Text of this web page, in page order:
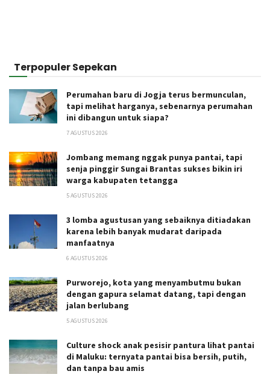
Terpopuler Sepekan
Perumahan baru di Jogja terus bermunculan,
tapi melihat harganya, sebenarnya perumahan
ini dibangun untuk siapa?
7 AGUSTUS 2026
Jombang memang nggak punya pantai, tapi
senja pinggir Sungai Brantas sukses bikin iri
warga kabupaten tetangga
5 AGUSTUS 2026
3 lomba agustusan yang sebaiknya ditiadakan
karena lebih banyak mudarat daripada
manfaatnya
6 AGUSTUS 2026
Purworejo, kota yang menyambutmu bukan
dengan gapura selamat datang, tapi dengan
jalan berlubang
5 AGUSTUS 2026
Culture shock anak pesisir pantura lihat pantai
di Maluku: ternyata pantai bisa bersih, putih,
dan tanpa bau amis